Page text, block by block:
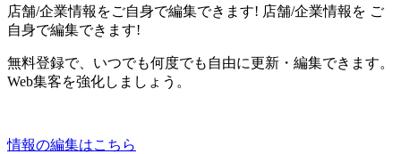
店舗/企業情報をご自身で編集できます! 店舗/企業情報を ご
自身で編集できます!
無料登録で、いつでも何度でも自由に更新・編集できます。
Web集客を強化しましょう。
情報の編集はこちら